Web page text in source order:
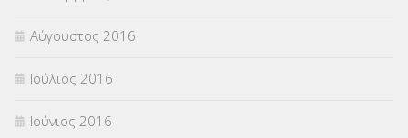
Αύγουστος 2016
Ιούλιος 2016
Ιούνιος 2016